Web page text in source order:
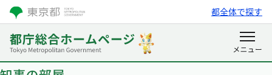
都全体で探す